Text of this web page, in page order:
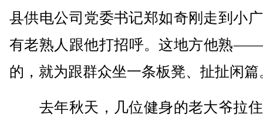
县供电公司党委书记郑如奇刚走到小
有老熟人跟他打招呼。这地方他熟
的，就为跟群众坐一条板凳、扯扯闲篇
去年秋天，几位健身的老大爷拉